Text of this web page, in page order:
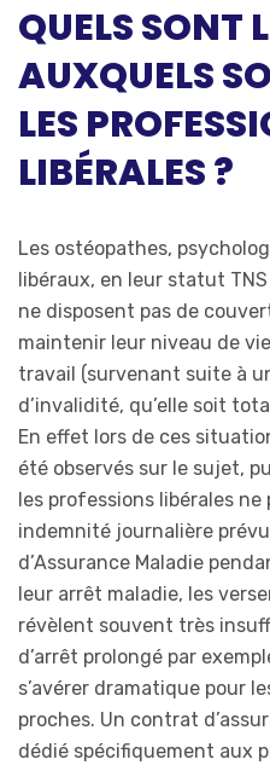
QUELS SONT
AUXQUELS
LES
LIBÉRALES ?
Les ostéopathes,
libéraux, en leur statut
ne disposent pas de
maintenir leur niveau de
travail (survenant suite à
d’invalidité, qu’elle soit
En effet lors de ces
été observés sur le sujet,
les professions libérales
indemnité journalière
d’Assurance Maladie
leur arrêt maladie, les
révèlent souvent très
d’arrêt prolongé par
s’avérer dramatique pour
proches. Un contrat
dédié spécifiquement aux